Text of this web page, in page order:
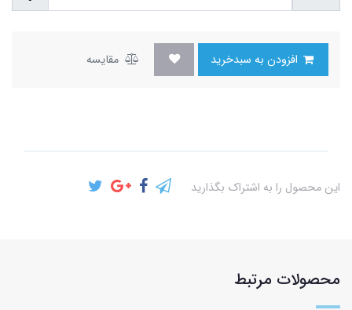
مقایسه
این محصول را به اشتراک بگذارید
محصولات مرتبط